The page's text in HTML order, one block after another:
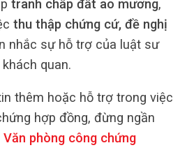
tranh chấp đất ao mương,
thu thập chứng cứ, đề nghị
nhắc sự hỗ trợ của luật sư
quan.
thêm hoặc hỗ trợ trong việc
hợp đồng, đừng ngần
Văn phòng công chứng